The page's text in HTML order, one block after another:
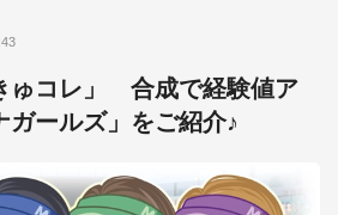
ゅコレ」 合成で経験値ア
ガールズ」をご紹介♪